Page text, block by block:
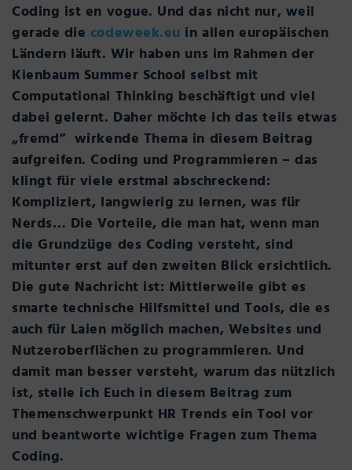
Coding ist en vogue. Und das nicht nur, weil
gerade die codeweek.eu in allen europäischen
Ländern läuft. Wir haben uns im Rahmen der
Kienbaum Summer School selbst mit
Computational Thinking beschäftigt und viel
dabei gelernt. Daher möchte ich das teils etwas
„fremd“ wirkende Thema in diesem Beitrag
aufgreifen. Coding und Programmieren – das
klingt für viele erstmal abschreckend:
Kompliziert, langwierig zu lernen, was für
Nerds… Die Vorteile, die man hat, wenn man
die Grundzüge des Coding versteht, sind
mitunter erst auf den zweiten Blick ersichtlich.
Die gute Nachricht ist: Mittlerweile gibt es
smarte technische Hilfsmittel und Tools, die es
auch für Laien möglich machen, Websites und
Nutzeroberflächen zu programmieren. Und
damit man besser versteht, warum das nützlich
ist, stelle ich Euch in diesem Beitrag zum
Themenschwerpunkt HR Trends ein Tool vor
und beantworte wichtige Fragen zum Thema
Coding.